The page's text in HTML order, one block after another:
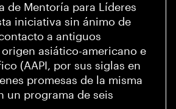
de Mentoría para Líderes
iniciativa sin ánimo de
a antiguos
asiático-americano e
(AAPI, por sus siglas en
promesas de la misma
un programa de seis